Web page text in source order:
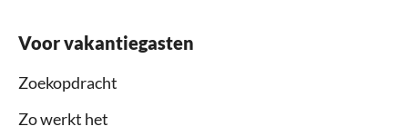
Voor vakantiegasten
Zoekopdracht
Zo werkt het